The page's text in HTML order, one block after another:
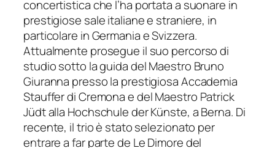
concertistica che l’ha portata a suonare in
prestigiose sale italiane e straniere, in
particolare in Germania e Svizzera.
Attualmente prosegue il suo percorso di
studio sotto la guida del Maestro Bruno
Giuranna presso la prestigiosa Accademia
Stauffer di Cremona e del Maestro Patrick
Jüdt alla Hochschule der Künste, a Berna. Di
recente, il trio è stato selezionato per
entrare a far parte de Le Dimore del